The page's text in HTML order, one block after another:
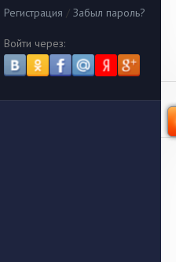
Регистрация / Забыл пароль?
Войти через: